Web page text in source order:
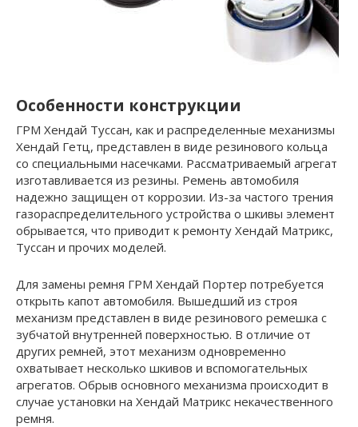
Особенности конструкции
ГРМ Хендай Туссан, как и распределенные механизмы
Хендай Гетц, представлен в виде резинового кольца
со специальными насечками. Рассматриваемый агрегат
изготавливается из резины. Ремень автомобиля
надежно защищен от коррозии. Из-за частого трения
газораспределительного устройства о шкивы элемент
обрывается, что приводит к ремонту Хендай Матрикс,
Туссан и прочих моделей.
Для замены ремня ГРМ Хендай Портер потребуется
открыть капот автомобиля. Вышедший из строя
механизм представлен в виде резинового ремешка с
зубчатой внутренней поверхностью. В отличие от
других ремней, этот механизм одновременно
охватывает несколько шкивов и вспомогательных
агрегатов. Обрыв основного механизма происходит в
случае установки на Хендай Матрикс некачественного
ремня.